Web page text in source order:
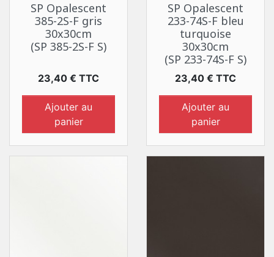
SP Opalescent
385-2S-F gris
30x30cm
(SP 385-2S-F S)
Prix
23,40 € TTC
Ajouter au
panier
SP Opalescent
233-74S-F bleu
turquoise
30x30cm
(SP 233-74S-F S)
Prix
23,40 € TTC
Ajouter au
panier